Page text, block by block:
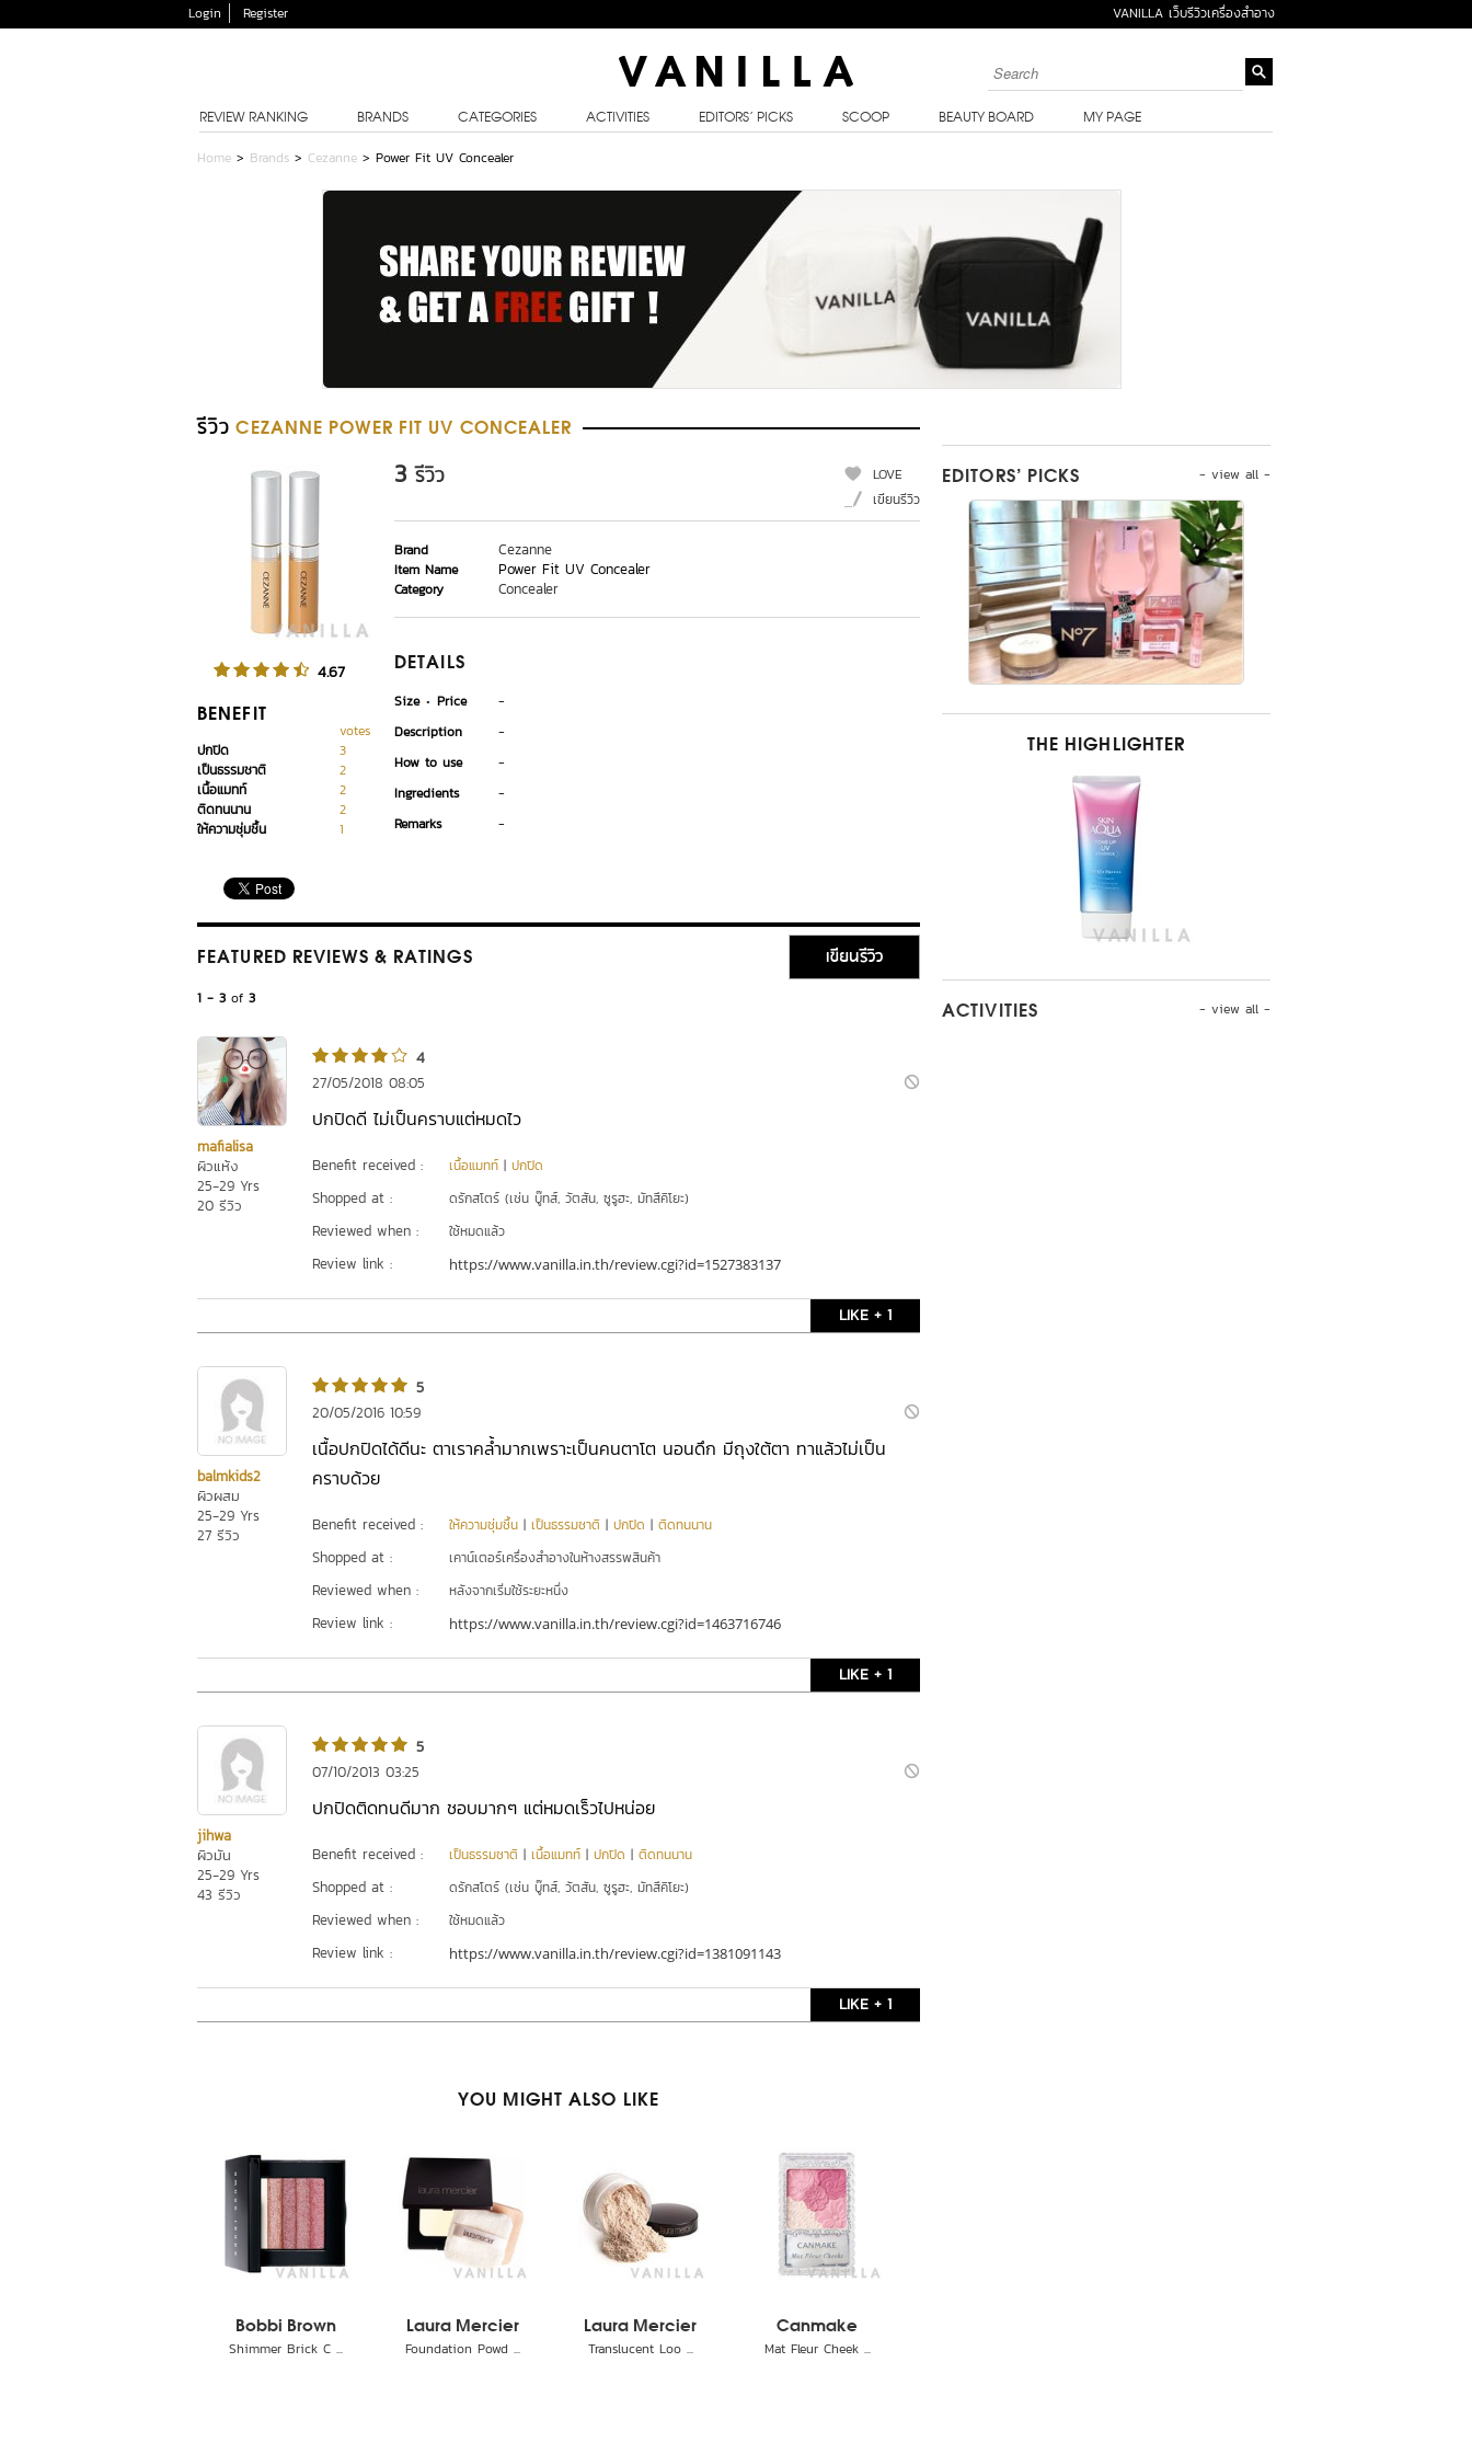
Login Register VANILLA เว็บรีวิวเครื่องสำอาง
REVIEW RANKING BRANDS CATEGORIES ACTIVITIES EDITORS’ PICKS SCOOP BEAUTY BOARD MY PAGE
Home > Brands > Cezanne > Power Fit UV Concealer
รีวิว CEZANNE POWER FIT UV CONCEALER
4.67
BENEFIT
votes
ปกปิด
3
เป็นธรรมชาติ
2
เนื้อแมทท์
2
ติดทนนาน
2
ให้ความชุ่มชื้น
1
3 รีวิว
LOVE
เขียนรีวิว
Brand Cezanne
Item Name Power Fit UV Concealer
Category Concealer
DETAILS
Size Price
-
Description
-
How to use
-
Ingredients
-
Remarks
-
FEATURED REVIEWS & RATINGS เขียนรีวิว
1 - 3 of 3
mafialisa
ผิวแห้ง
25-29 Yrs
20 รีวิว
4
27/05/2018 08:05
ปกปิดดี ไม่เป็นคราบแต่หมดไว
Benefit received : เนื้อแมทท์ | ปกปิด
Shopped at : ดรักสโตร์ (เช่น บู๊ทส์, วัตสัน, ซูรูฮะ, มัทสึคิโยะ)
Reviewed when : ใช้หมดแล้ว
Review link : https://www.vanilla.in.th/review.cgi?id=1527383137
LIKE + 1
balmkids2
ผิวผสม
25-29 Yrs
27 รีวิว
5
20/05/2016 10:59
เนื้อปกปิดได้ดีนะ ตาเราคล้ำมากเพราะเป็นคนตาโต นอนดึก มีถุงใต้ตา ทาแล้วไม่เป็น
คราบด้วย
Benefit received : ให้ความชุ่มชื้น | เป็นธรรมชาติ | ปกปิด | ติดทนนาน
Shopped at : เคาน์เตอร์เครื่องสำอางในห้างสรรพสินค้า
Reviewed when : หลังจากเริ่มใช้ระยะหนึ่ง
Review link : https://www.vanilla.in.th/review.cgi?id=1463716746
LIKE + 1
jihwa
ผิวมัน
25-29 Yrs
43 รีวิว
5
07/10/2013 03:25
ปกปิดติดทนดีมาก ชอบมากๆ แต่หมดเร็วไปหน่อย
Benefit received : เป็นธรรมชาติ | เนื้อแมทท์ | ปกปิด | ติดทนนาน
Shopped at : ดรักสโตร์ (เช่น บู๊ทส์, วัตสัน, ซูรูฮะ, มัทสึคิโยะ)
Reviewed when : ใช้หมดแล้ว
Review link : https://www.vanilla.in.th/review.cgi?id=1381091143
LIKE + 1
YOU MIGHT ALSO LIKE
Bobbi Brown
Shimmer Brick C ...
Laura Mercier
Foundation Powd ...
Laura Mercier
Translucent Loo ...
Canmake
Mat Fleur Cheek ...
- view all -
EDITORS’ PICKS
THE HIGHLIGHTER
- view all -
ACTIVITIES